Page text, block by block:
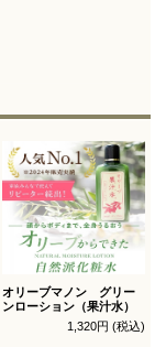
オリーブマノン グリー
ンローション（果汁水）
1,320円 (税込)